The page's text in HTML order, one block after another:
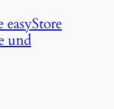
und